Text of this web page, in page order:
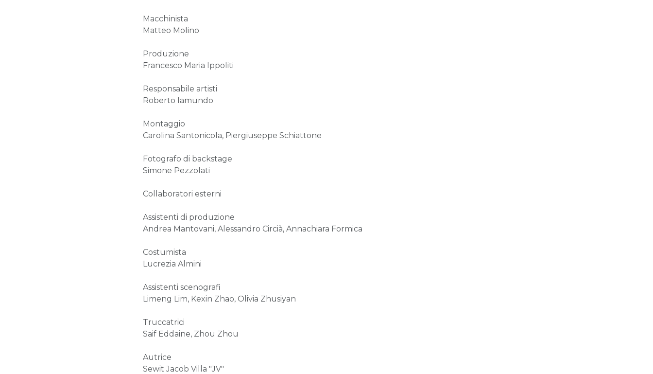
Macchinista
Matteo Molino
Produzione
Francesco Maria Ippoliti
Responsabile artisti
Roberto Iamundo
Montaggio
Carolina Santonicola, Piergiuseppe Schiattone
Fotografo di backstage
Simone Pezzolati
Collaboratori esterni
Assistenti di produzione
Andrea Mantovani, Alessandro Circià, Annachiara Formica
Costumista
Lucrezia Almini
Assistenti scenografi
Limeng Lim, Kexin Zhao, Olivia Zhusiyan
Truccatrici
Saif Eddaine, Zhou Zhou
Autrice
Sewit Jacob Villa "JV"